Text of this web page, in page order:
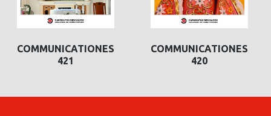
COMMUNICATIONES
421
COMMUNICATIONES
420